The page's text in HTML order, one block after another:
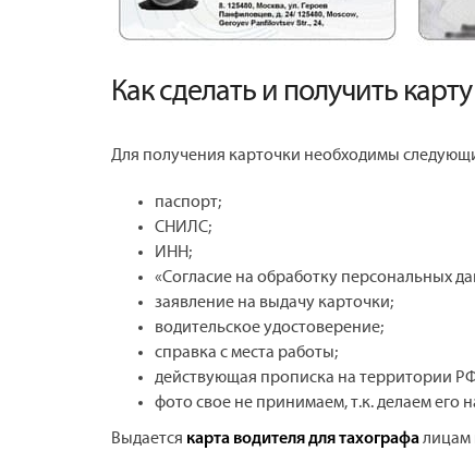
Как сделать и получить
Для получения карточки необходимы
паспорт;
СНИЛС;
ИНН;
«Согласие на обработку персональных
заявление на выдачу карточки;
водительское удостоверение;
справка с места работы;
действующая прописка на территории
фото свое не принимаем, т.к. делаем его
Выдается карта водителя для тахографалицам